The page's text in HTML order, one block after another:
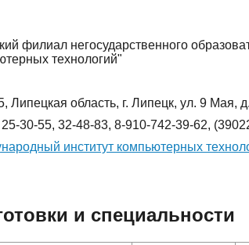
филиал негосударственного
технологий"
Липецкая область, г. Липецк, ул. 9 Мая,
30-55, 32-48-83, 8-910-742-39-62,
институт компьютерных
и специальности